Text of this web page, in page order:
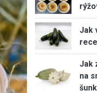
Jak
Jak
na